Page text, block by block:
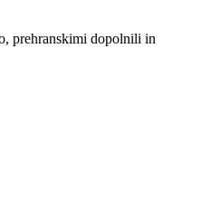
prehranskimi dopolnili in